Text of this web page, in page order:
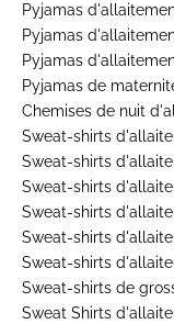
Pyjamas
Pyjamas
Pyjamas
Pyjamas de
Chemises de nuit
Sweat-shirts
Sweat-shirts
Sweat-shirts
Sweat-shirts
Sweat-shirts
Sweat-shirts
Sweat-shirts de
Sweat Shirts